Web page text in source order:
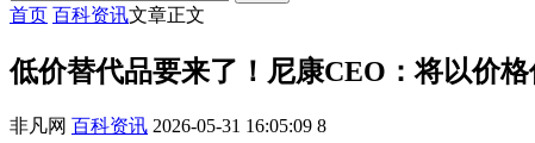
首页 百科资讯文章正文
低价替代品要来了！尼康CEO：将以价
非凡网 百科资讯 2026-05-31 16:05:09 8